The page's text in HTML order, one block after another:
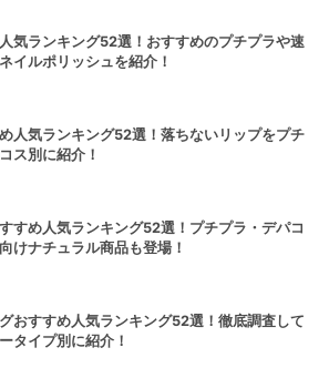
気ランキング52選！おすすめのプチプラや速
イルポリッシュを紹介！
人気ランキング52選！落ちないリップをプチ
ス別に紹介！
すめ人気ランキング52選！プチプラ・デパコ
けナチュラル商品も登場！
おすすめ人気ランキング52選！徹底調査して
タイプ別に紹介！